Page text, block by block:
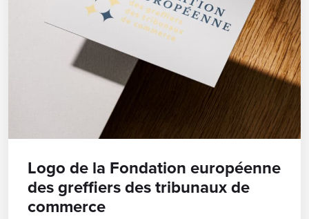
Logo de la Fondation européenne
des greffiers des tribunaux de
commerce